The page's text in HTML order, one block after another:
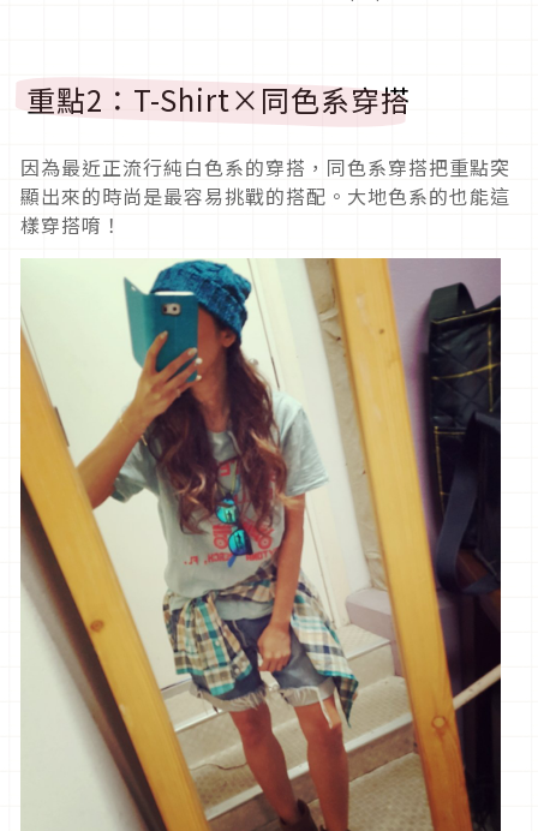
重點2：T-Shirt×同色系穿搭
因為最近正流行純白色系的穿搭，同色系穿搭把重點突
顯出來的時尚是最容易挑戰的搭配。大地色系的也能這
樣穿搭唷！